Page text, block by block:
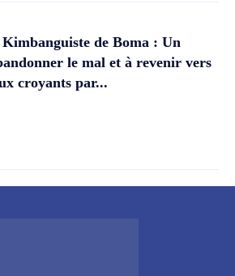
de Boma : Un
le mal et à revenir vers
croyants par...